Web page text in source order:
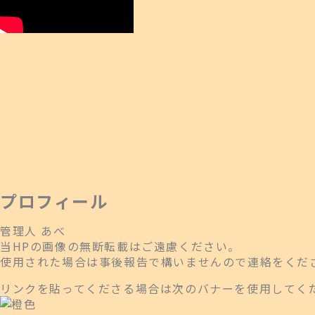
プロフィール
管理人 あべ
当HPの画像の無断転載はご遠慮ください。
使用された場合は事後報告で構いませんので連絡をくだ
リンクを貼ってくださる場合は次のバナーを使用してく